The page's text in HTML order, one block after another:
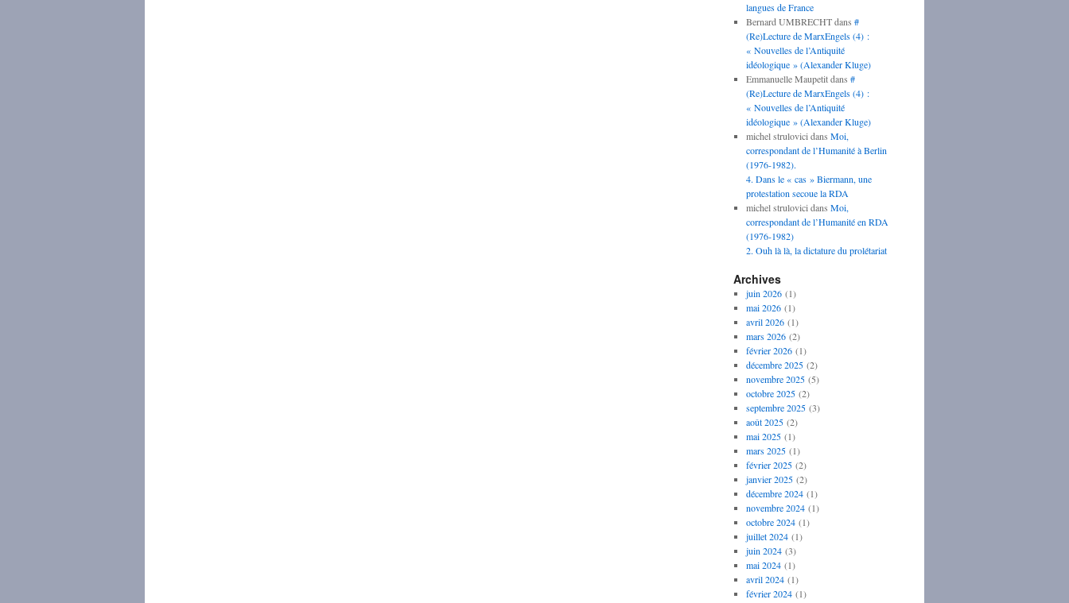
langues de France
Bernard UMBRECHTdans #
(Re)Lecture de MarxEngels (4) :
« Nouvelles de l’Antiquité
idéologique » (Alexander Kluge)
Emmanuelle Maupetitdans #
(Re)Lecture de MarxEngels (4) :
« Nouvelles de l’Antiquité
idéologique » (Alexander Kluge)
michel strulovici dans Moi,
correspondant de l’Humanité à Berlin
(1976-1982).
4. Dans le « cas » Biermann, une
protestation secoue la RDA
michel strulovici dans Moi,
correspondant de l’Humanité en RDA
(1976-1982)
2. Ouh là là, la dictature du prolétariat
Archives
juin 2026(1)
mai 2026(1)
avril 2026(1)
mars 2026(2)
février 2026(1)
décembre 2025(2)
novembre 2025(5)
octobre 2025(2)
septembre 2025(3)
août 2025(2)
mai 2025(1)
mars 2025(1)
février 2025(2)
janvier 2025(2)
décembre 2024(1)
novembre 2024(1)
octobre 2024(1)
juillet 2024(1)
juin 2024(3)
mai 2024(1)
avril 2024(1)
février 2024(1)